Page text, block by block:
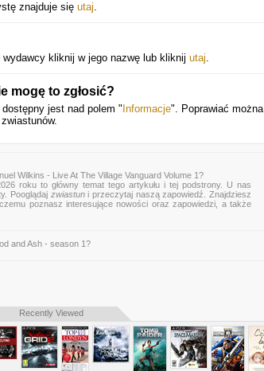
znajduje się utaj.
kliknij w jego nazwę lub kliknij utaj.
mogę to zgłosić?
jest nad polem " Informacje". Poprawiać można
Wilkins - Live At The Village Vanguard Volume 1?
roku to główny temat tego artykułu i tej podstrony. U nas
Pooglądaj zwiastuni przeczytaj naszą zapowiedź. Znajdziesz
poznasz interesujące nowości oraz zapowiedzi, a także
and Ash - season 1?
Recently Viewed